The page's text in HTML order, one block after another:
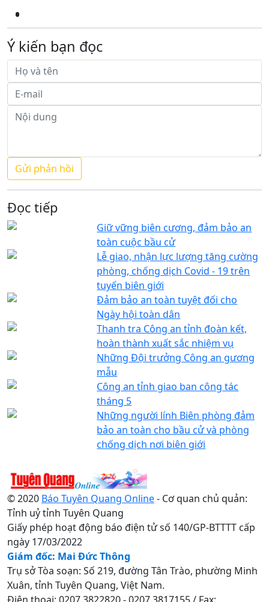
Ý kiến bạn đọc
Đọc tiếp
Giữ vững biên cương, đảm bảo an
toàn cuộc bầu cử
Lễ giao, nhận lực lượng tăng cường
phòng, chống dịch Covid - 19 trên
tuyến biên giới
Đảm bảo an toàn tuyệt đối cho
Ngày hội toàn dân
Thanh tra Công an tỉnh đoàn kết,
hoàn thành xuất sắc nhiệm vụ
Những Đội trưởng Công an gương
mẫu
Công an tỉnh giao ban công tác
tháng 5
Những người lính Biên phòng đảm
bảo an toàn cho bầu cử và phòng
chống dịch nơi biên giới
© 2020 Báo Tuyên Quang Online- Cơ quan chủ quản:
Tỉnh uỷ tỉnh Tuyên Quang
Giấy phép hoạt động báo điện tử số 140/GP-BTTTT cấp
ngày 17/03/2022
Giám đốc: Mai Đức Thông
Trụ sở Tòa soạn: Số 219, đường Tân Trào, phường Minh
Xuân, tỉnh Tuyên Quang, Việt Nam.